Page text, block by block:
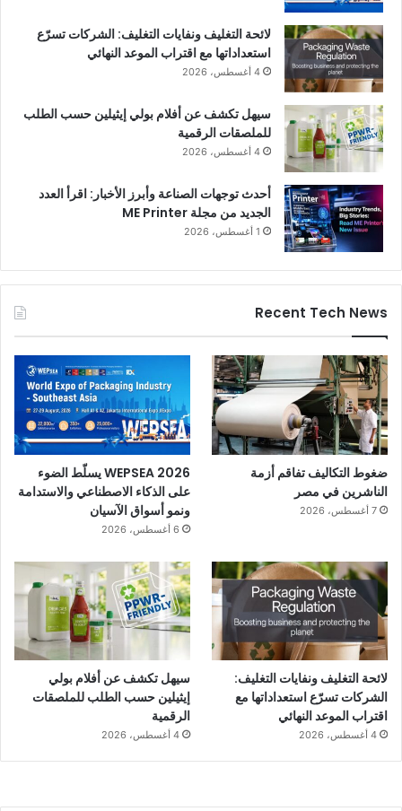
لائحة التغليف ونفايات التغليف: الشركات تسرّع
استعداداتها مع اقتراب الموعد النهائي
4 أغسطس، 2026
سيهل تكشف عن أفلام بولي إيثيلين حسب الطلب
للملصقات الرقمية
4 أغسطس، 2026
أحدث توجهات الصناعة وأبرز الأخبار: اقرأ العدد
الجديد من مجلة ME Printer
1 أغسطس، 2026
Recent Tech News
ضغوط التكاليف تفاقم أزمة
الناشرين في مصر
7 أغسطس، 2026
WEPSEA 2026 يسلّط الضوء
على الذكاء الاصطناعي والاستدامة
ونمو أسواق الآسيان
6 أغسطس، 2026
لائحة التغليف ونفايات التغليف:
الشركات تسرّع استعداداتها مع
اقتراب الموعد النهائي
4 أغسطس، 2026
سيهل تكشف عن أفلام بولي
إيثيلين حسب الطلب للملصقات
الرقمية
4 أغسطس، 2026